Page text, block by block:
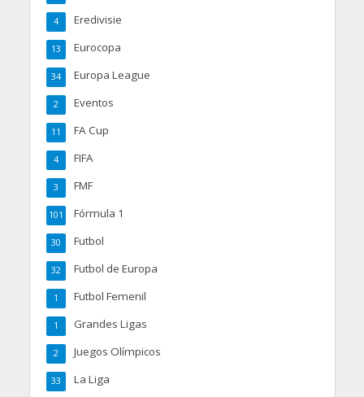
Eredivisie
4
Eurocopa
13
Europa League
34
Eventos
2
FA Cup
11
FIFA
4
FMF
3
Fórmula 1
101
Futbol
30
Futbol de Europa
32
Futbol Femenil
1
Grandes Ligas
1
Juegos Olímpicos
2
La Liga
33